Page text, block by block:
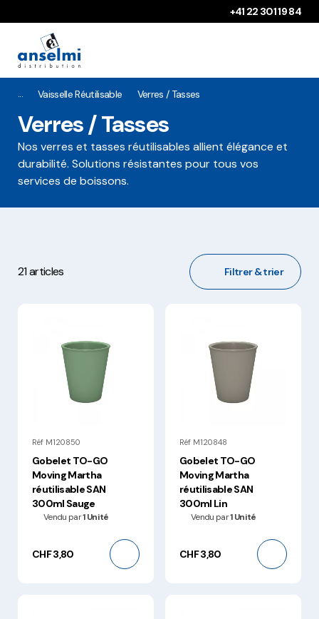
+41 22 301 19 84
Vaisselle Réutilisable Verres / Tasses
Verres / Tasses
Nos verres et tasses réutilisables allient élégance et
durabilité. Solutions résistantes pour tous vos
services de boissons.
21 articles Filtrer & trier
Réf M120850
Gobelet TO-GO
Moving Martha
réutilisable SAN
300ml Sauge
Vendu par1 Unité
CHF 3,80
Réf M120848
Gobelet TO-GO
Moving Martha
réutilisable SAN
300ml Lin
Vendu par1 Unité
CHF 3,80